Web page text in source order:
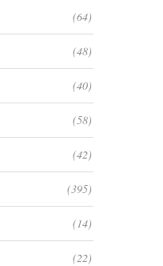
(64)
(48)
(40)
(58)
(42)
(395)
(14)
(22)